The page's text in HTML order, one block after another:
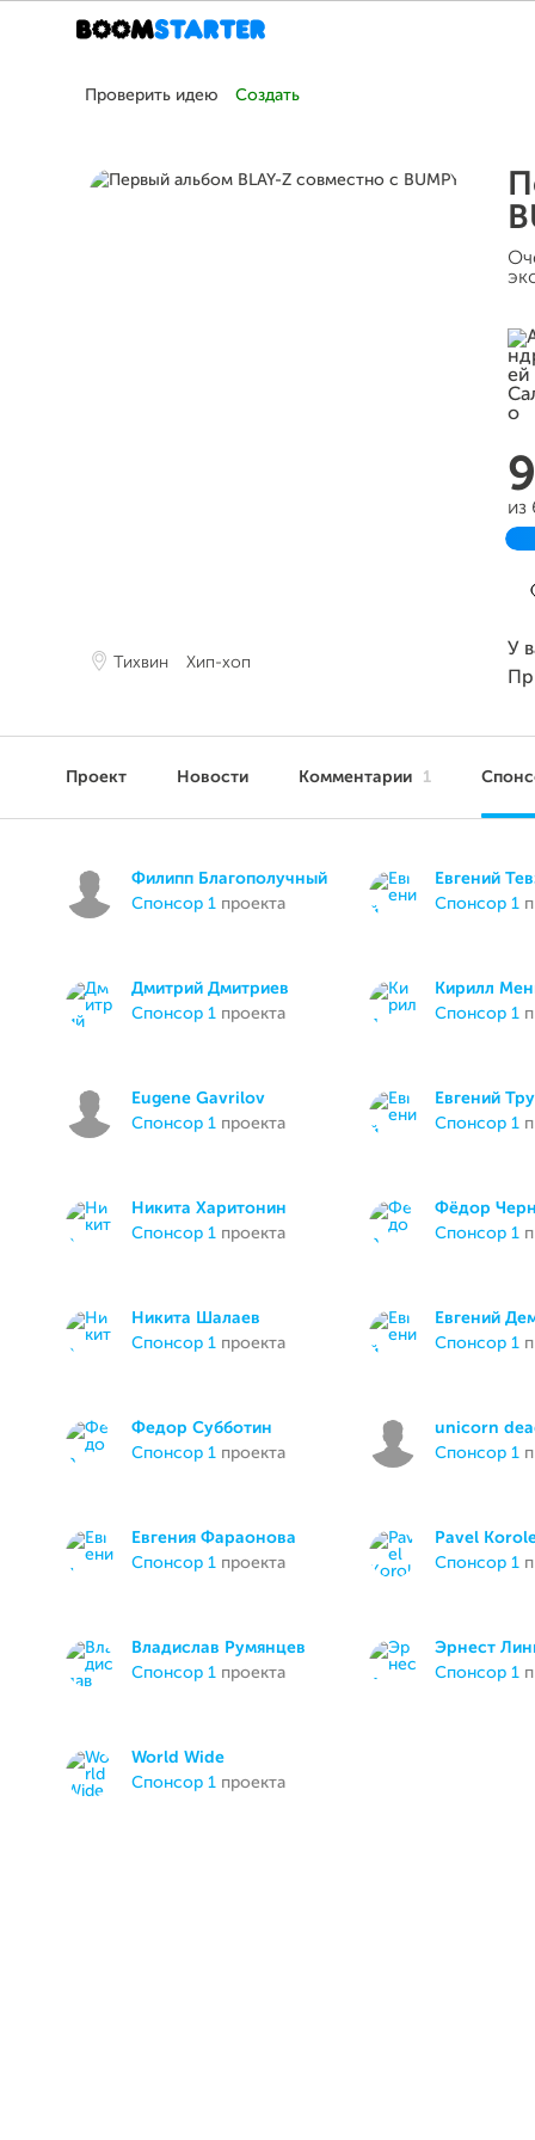
Проверить идею Создать
Тихвин Хип-хоп
из
У
Проект Новости Комментарии 1
Филипп Благополучный
спонсор 1 проекта
Евгений
спонсор 1
Дмитрий Дмитриев
спонсор 1 проекта
Кирилл
спонсор 1
Eugene Gavrilov
спонсор 1 проекта
Евгений
спонсор 1
Никита Харитонин
спонсор 1 проекта
Фёдор
спонсор 1
Никита Шалаев
спонсор 1 проекта
Евгений
спонсор 1
Федор Субботин
спонсор 1 проекта
unicorn
спонсор 1
Евгения Фараонова
спонсор 1 проекта
Pavel
спонсор 1
Владислав Румянцев
спонсор 1 проекта
Эрнест
спонсор 1
World Wide
спонсор 1 проекта